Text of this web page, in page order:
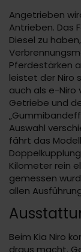
Angetrieben
Antrieben. Das
Diesel zu
Pferdestärken
leistet der Niro
auch als e-Niro
Getriebe und
Auswahl
fährt das
Kilometer rein
gemessen
allen
Beim Kia Niro
draus macht.